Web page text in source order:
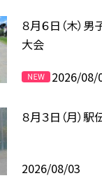
８月６日（木）
大会
2026/08/
８月３日（月）駅
2026/08/03